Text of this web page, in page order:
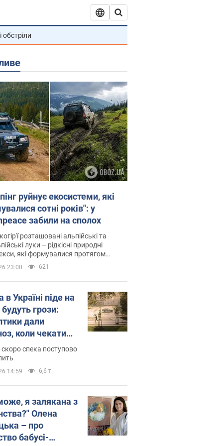
обстріли
руйнує екосистеми, які
сотні років": у
забили на сполох
розташовані альпійські та
луки – рідкісні природні
які формувалися протягом
23:00 621
в Україні піде на
грози:
дали
коли чекати
погоди
скоро спека поступово
14:59 6,6 т.
я залякана з
Олена
– про
бабусі-